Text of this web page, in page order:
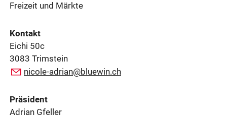
Freizeit und Märkte
Kontakt
Eichi 50c
3083 Trimstein
nicole-adrian@bluewin.ch
Präsident
Adrian Gfeller